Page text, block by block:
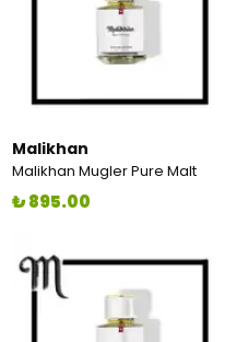
Malikhan
Malikhan Mugler Pure Malt
₺ 895.00